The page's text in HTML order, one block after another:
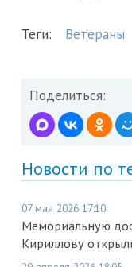
Теги: Ветераны
Поделиться:
Новости по
07 мая 2026 17:10
Мемориальную
Кириллову